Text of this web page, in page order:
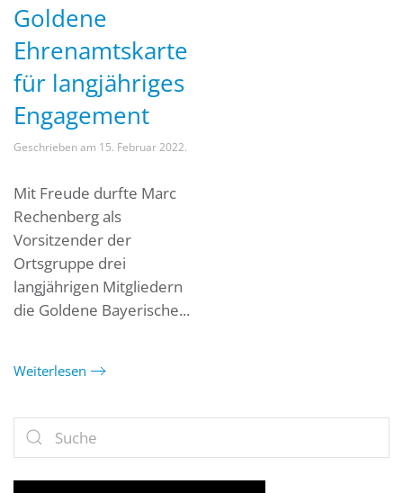
Goldene
Ehrenamtskarte
für langjähriges
Engagement
Geschrieben am 15. Februar 2022.
Mit Freude durfte Marc
Rechenberg als
Vorsitzender der
Ortsgruppe drei
langjährigen Mitgliedern
die Goldene Bayerische...
Weiterlesen